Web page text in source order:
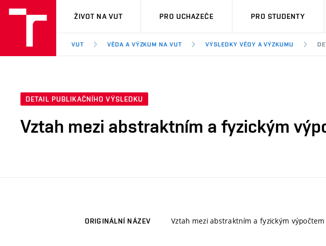
VUT
ŽIVOT NA VUT PRO UCHAZEČE PRO STUDENTY
VUT VĚDA A VÝZKUM NA VUT VÝSLEDKY VĚDY A VÝZKUMU
DETAIL PUBLIKAČNÍHO VÝSLEDKU
Vztah mezi abstraktním a fyzickým
ORIGINÁLNÍ NÁZEV Vztah mezi abstraktním a fyzickým